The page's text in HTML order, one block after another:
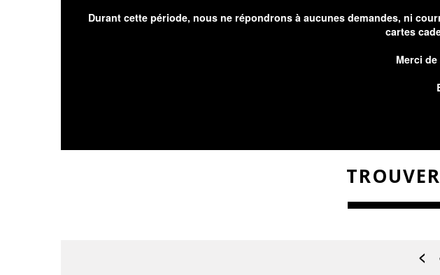
Durant cette période, nous ne répondrons à aucunes demandes, ni
cartes
Merci
<